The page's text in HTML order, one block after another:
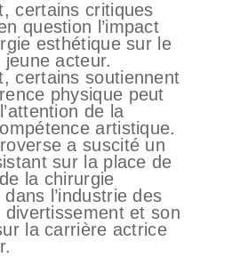
certains critiques
question l’impact
esthétique sur le
jeune acteur.
certains soutiennent
physique peut
de la
artistique.
a suscité un
sur la place de
la chirurgie
l’industrie des
et son
la carrière actrice